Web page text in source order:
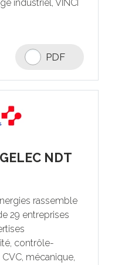
industriel, VINCI
PDF
NDT
rassemble
29 entreprises
contrôle-
mécanique,